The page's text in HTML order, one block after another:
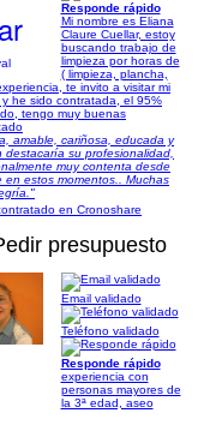
Responde rápido
Mi nombre es Eliana
Claure Cuellar, estoy
buscando trabajo de
limpieza por horas de
( limpieza, plancha,
te invito a visitar mi
he sido contratada, el 95%
tengo muy buenas
amable, cariñosa, educada y
su profesionalidad,
muy contenta desde
estos momentos.. Muchas
en Cronoshare
presupuesto
Email validado
Teléfono validado
Responde rápido
experiencia con
personas mayores de
la 3ª edad, aseo